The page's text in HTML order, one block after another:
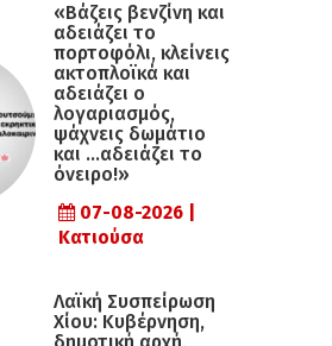
«Βάζεις βενζίνη και
αδειάζει το
πορτοφόλι, κλείνεις
ακτοπλοϊκά και
αδειάζει ο
λογαριασμός,
ψάχνεις δωμάτιο
και …αδειάζει το
όνειρο!»
07-08-2026 |
Κατιούσα
Λαϊκή Συσπείρωση
Χίου: Κυβέρνηση,